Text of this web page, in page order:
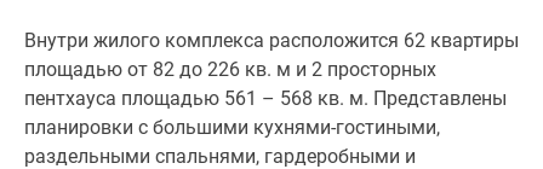
благоустроенной
озелененной
кровле
стилобата,
который
Внутри жилого комплекса расположится 62 квартиры
площадью от 82 до 226 кв. м и 2 просторных
пентхауса площадью 561 – 568 кв. м. Представлены
планировки с большими кухнями-гостиными,
раздельными спальнями, гардеробными и